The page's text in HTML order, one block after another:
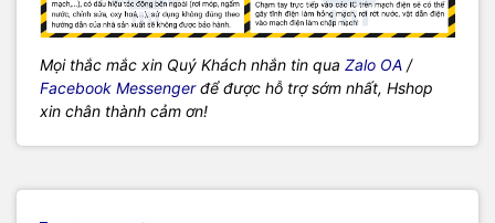
Mọi thắc mắc xin Quý Khách nhắn tin qua Zalo OA /
Facebook Messengerđể được hỗ trợ sớm nhất, Hshop
xin chân thành cảm ơn!